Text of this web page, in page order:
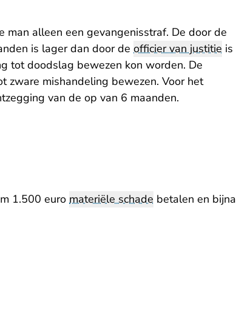
alleen een gevangenisstraf. De door de
is lager dan door de officier van justitie is
tot doodslag bewezen kon worden. De
zware mishandeling bewezen. Voor het
van de op van 6 maanden.
1.500 euro materiële schade betalen en bijna